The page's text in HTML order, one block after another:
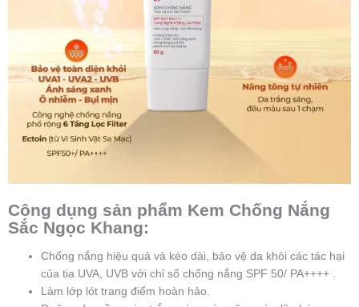
Công dụng sản phẩm Kem Chống Nắng
Sắc Ngọc Khang:
Chống nắng hiệu quả và kéo dài, bảo vệ da khỏi các tác hại
của tia UVA, UVB với chỉ số chống nắng SPF 50/ PA++++ .
Làm lớp lót trang điểm hoàn hảo.